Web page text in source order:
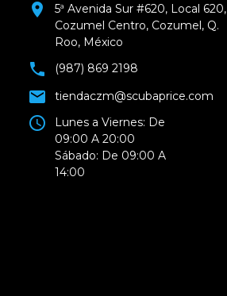
5ª Avenida Sur #620, Local 620,
Cozumel Centro, Cozumel, Q.
Roo, México
(987) 869 2198
tiendaczm@scubaprice.com
Lunes a Viernes: De
09:00 A 20:00
Sábado: De 09:00 A
14:00